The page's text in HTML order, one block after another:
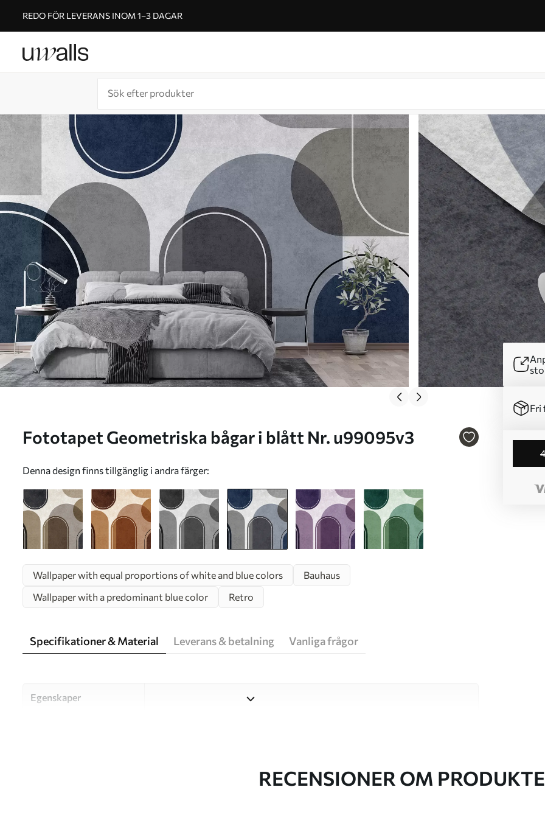
REDO FÖR LEVERANS INOM 1–3 DAGAR
Fototapet Geometriska bågar i blått Nr. u99095v3
Denna design finns tillgänglig i andra färger:
Fri
Wallpaper with equal proportions of white and blue colors
Bauhaus
Wallpaper with a predominant blue color
Retro
Specifikationer & Material Leverans & betalning Vanliga frågor
Egenskaper
RECENSIONER OM